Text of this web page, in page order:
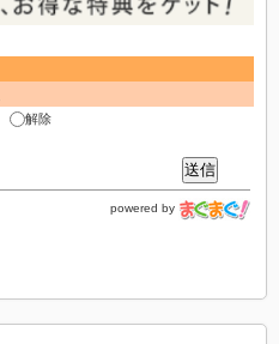
解除
powered by